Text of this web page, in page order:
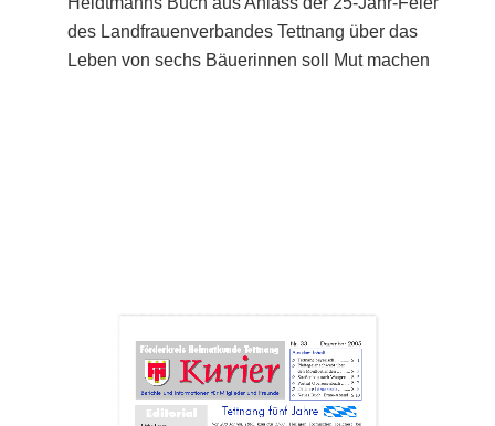
des Landfrauenverbandes Tettnang über das
Leben von sechs Bäuerinnen soll Mut machen